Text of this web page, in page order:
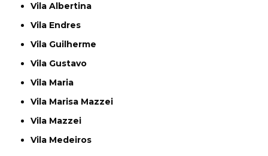
Vila Albertina
Vila Endres
Vila Guilherme
Vila Gustavo
Vila Maria
Vila Marisa Mazzei
Vila Mazzei
Vila Medeiros